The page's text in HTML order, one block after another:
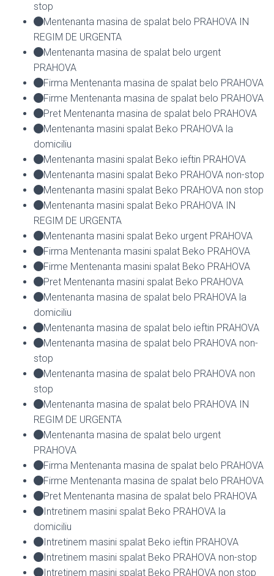
stop
Mentenanta masina de spalat belo PRAHOVA IN
REGIM DE URGENTA
Mentenanta masina de spalat belo urgent
PRAHOVA
Firma Mentenanta masina de spalat belo PRAHOVA
Firme Mentenanta masina de spalat belo PRAHOVA
Pret Mentenanta masina de spalat belo PRAHOVA
Mentenanta masini spalat Beko PRAHOVA la
domiciliu
Mentenanta masini spalat Beko ieftin PRAHOVA
Mentenanta masini spalat Beko PRAHOVA non-stop
Mentenanta masini spalat Beko PRAHOVA non stop
Mentenanta masini spalat Beko PRAHOVA IN
REGIM DE URGENTA
Mentenanta masini spalat Beko urgent PRAHOVA
Firma Mentenanta masini spalat Beko PRAHOVA
Firme Mentenanta masini spalat Beko PRAHOVA
Pret Mentenanta masini spalat Beko PRAHOVA
Mentenanta masina de spalat belo PRAHOVA la
domiciliu
Mentenanta masina de spalat belo ieftin PRAHOVA
Mentenanta masina de spalat belo PRAHOVA non-
stop
Mentenanta masina de spalat belo PRAHOVA non
stop
Mentenanta masina de spalat belo PRAHOVA IN
REGIM DE URGENTA
Mentenanta masina de spalat belo urgent
PRAHOVA
Firma Mentenanta masina de spalat belo PRAHOVA
Firme Mentenanta masina de spalat belo PRAHOVA
Pret Mentenanta masina de spalat belo PRAHOVA
Intretinem masini spalat Beko PRAHOVA la
domiciliu
Intretinem masini spalat Beko ieftin PRAHOVA
Intretinem masini spalat Beko PRAHOVA non-stop
Intretinem masini spalat Beko PRAHOVA non stop